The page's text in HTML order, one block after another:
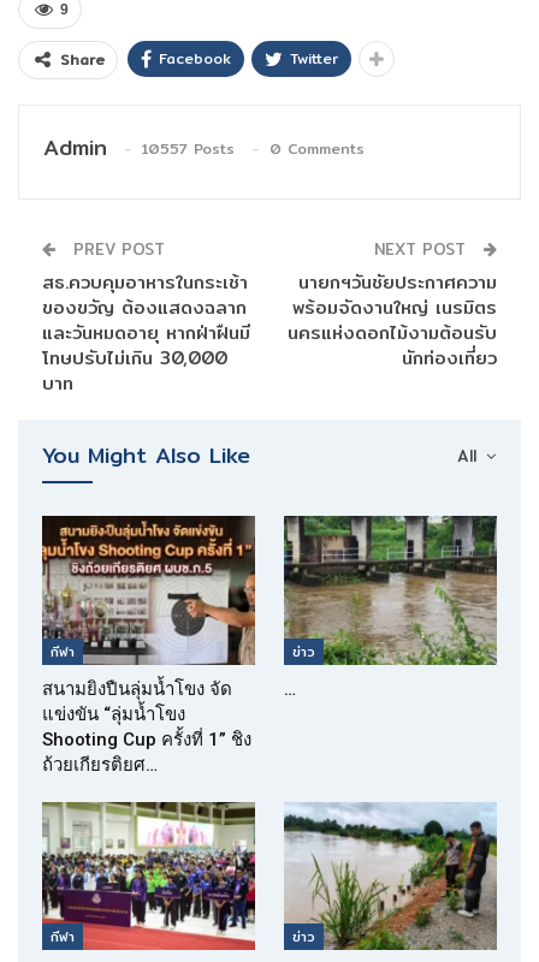
9
Share Facebook Twitter
Admin 10557 Posts 0 Comments
PREV POST
สธ.ควบคุมอาหารในกระเช้า
ของขวัญ ต้องแสดงฉลาก
และวันหมดอายุ หากฝ่าฝืนมี
โทษปรับไม่เกิน 30,000
บาท
NEXT POST
นายกฯวันชัยประกาศความ
พร้อมจัดงานใหญ่ เนรมิตร
นครแห่งดอกไม้งามต้อนรับ
นักท่องเที่ยว
All
You Might Also Like
กีฬา
สนามยิงปืนลุ่มน้ำโขง จัด
แข่งขัน “ลุ่มน้ำโขง
Shooting Cup ครั้งที่ 1” ชิง
ถ้วยเกียรติยศ…
ข่าว
…
กีฬา
ข่าว